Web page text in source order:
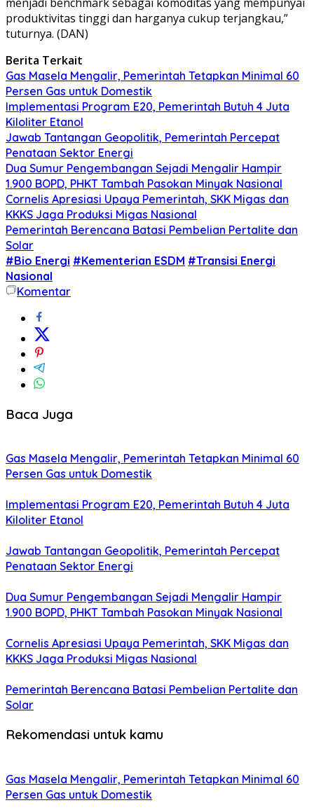
produktivitas tinggi dan harganya cukup terjangkau,”
tuturnya. (DAN)
Berita Terkait
Gas Masela Mengalir, Pemerintah Tetapkan Minimal 60
Persen Gas untuk Domestik
Implementasi Program E20, Pemerintah Butuh 4 Juta
Kiloliter Etanol
Jawab Tantangan Geopolitik, Pemerintah Percepat
Penataan Sektor Energi
Dua Sumur Pengembangan Sejadi Mengalir Hampir
1.900 BOPD, PHKT Tambah Pasokan Minyak Nasional
Cornelis Apresiasi Upaya Pemerintah, SKK Migas dan
KKKS Jaga Produksi Migas Nasional
Pemerintah Berencana Batasi Pembelian Pertalite dan
Solar
#Bio Energi #Kementerian ESDM #Transisi Energi
Nasional
Komentar
Baca Juga
Gas Masela Mengalir, Pemerintah Tetapkan Minimal 60
Persen Gas untuk Domestik
Implementasi Program E20, Pemerintah Butuh 4 Juta
Kiloliter Etanol
Jawab Tantangan Geopolitik, Pemerintah Percepat
Penataan Sektor Energi
Dua Sumur Pengembangan Sejadi Mengalir Hampir
1.900 BOPD, PHKT Tambah Pasokan Minyak Nasional
Cornelis Apresiasi Upaya Pemerintah, SKK Migas dan
KKKS Jaga Produksi Migas Nasional
Pemerintah Berencana Batasi Pembelian Pertalite dan
Solar
Rekomendasi untuk kamu
Gas Masela Mengalir, Pemerintah Tetapkan Minimal 60
Persen Gas untuk Domestik